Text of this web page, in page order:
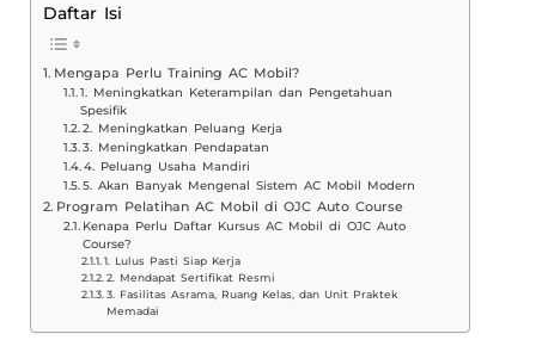
Daftar Isi
Mengapa Perlu Training AC Mobil?
1. Meningkatkan Keterampilan dan Pengetahuan
Spesifik
2. Meningkatkan Peluang Kerja
3. Meningkatkan Pendapatan
4. Peluang Usaha Mandiri
5. Akan Banyak Mengenal Sistem AC Mobil Modern
Program Pelatihan AC Mobil di OJC Auto Course
Kenapa Perlu Daftar Kursus AC Mobil di OJC Auto
Course?
1. Lulus Pasti Siap Kerja
2. Mendapat Sertifikat Resmi
3. Fasilitas Asrama, Ruang Kelas, dan Unit Praktek
Memadai